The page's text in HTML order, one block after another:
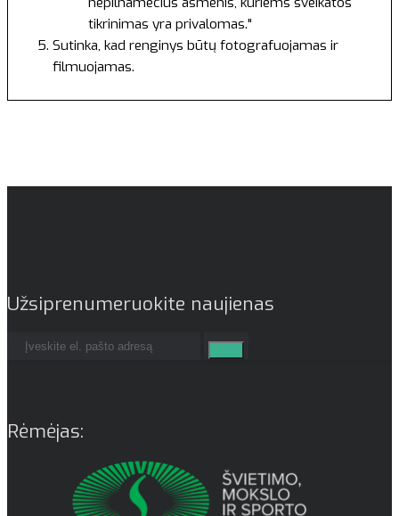
tikrinimas yra privalomas."
Sutinka, kad renginys būtų fotografuojamas ir
filmuojamas.
Užsiprenumeruokite naujienas
Rėmėjas: